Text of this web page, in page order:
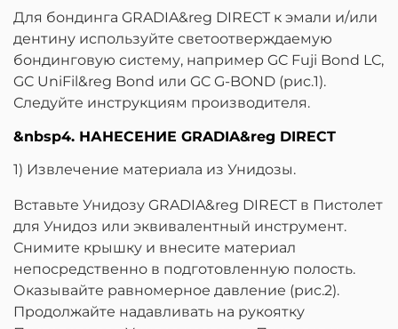
Для бондинга GRADIA&reg DIRECT к эмали и/или
дентину используйте светоотверждаемую
бондинговую систему, например GC Fuji Bond LC,
GC UniFil&reg Bond или GC G-BOND (рис.1).
Следуйте инструкциям производителя.
&nbsp4. НАНЕСЕНИЕ GRADIA&reg DIRECT
1) Извлечение материала из Унидозы.
Вставьте Унидозу GRADIA&reg DIRECT в Пистолет
для Унидоз или эквивалентный инструмент.
Снимите крышку и внесите материал
непосредственно в подготовленную полость.
Оказывайте равномерное давление (рис.2).
Продолжайте надавливать на рукоятку